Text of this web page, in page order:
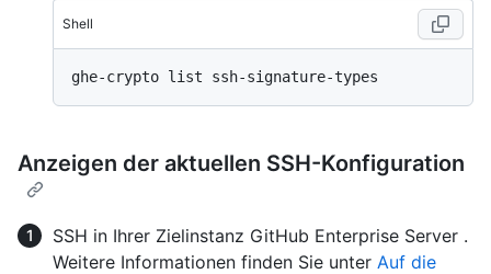
Shell
Anzeigen der aktuellen SSH-Konfiguration
SSH in Ihrer Zielinstanz GitHub Enterprise Server .
Weitere Informationen finden Sie unter Auf die